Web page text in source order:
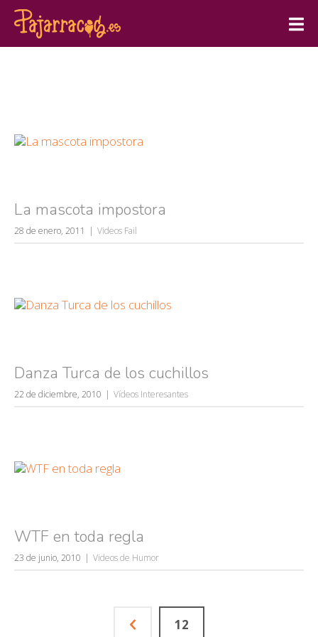
La mascota impostora
28 de enero, 2011 Videos Fail
Danza Turca de los cuchillos
22 de diciembre, 2010 Vídeos Interesantes
WTF en toda regla
23 de junio, 2010 Videos de Humor
12